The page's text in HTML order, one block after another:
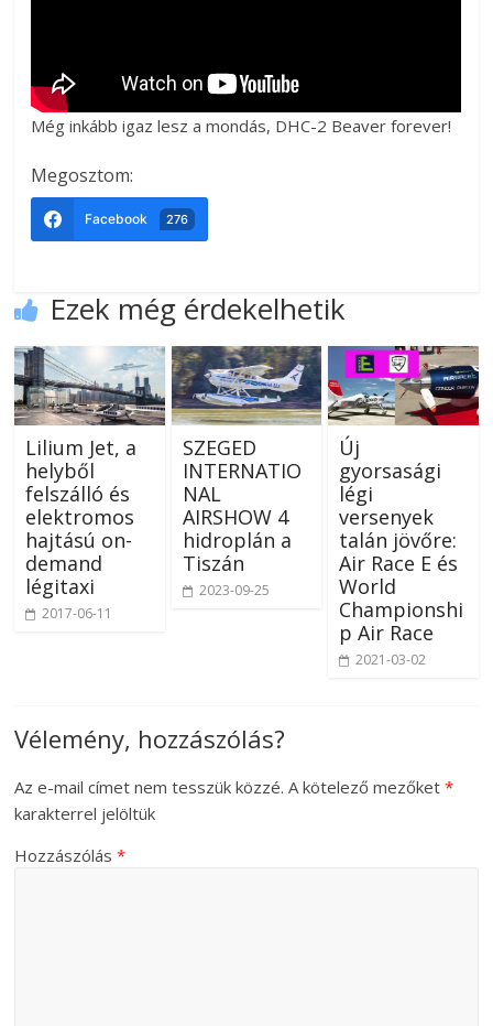
Még inkább igaz lesz a mondás, DHC-2 Beaver forever!
Megosztom:
Facebook 276
Ezek még érdekelhetik
Lilium Jet, a
helyből
felszálló és
elektromos
hajtású on-
demand
légitaxi
2017-06-11
SZEGED
INTERNATIO
NAL
AIRSHOW 4
hidroplán a
Tiszán
2023-09-25
Új
gyorsasági
légi
versenyek
talán jövőre:
Air Race E és
World
Championshi
p Air Race
2021-03-02
Vélemény, hozzászólás?
Az e-mail címet nem tesszük közzé. A kötelező mezőket*
karakterrel jelöltük
Hozzászólás*